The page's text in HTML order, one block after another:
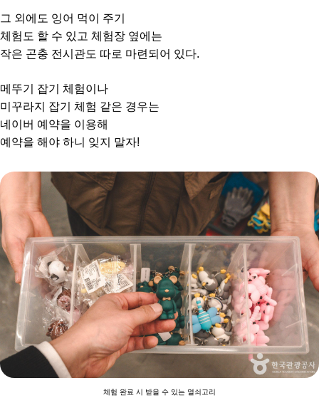
그 외에도 잉어 먹이 주기
체험도 할 수 있고 체험장 옆에는
작은 곤충 전시관도 따로 마련되어 있다.
메뚜기 잡기 체험이나
미꾸라지 잡기 체험 같은 경우는
네이버 예약을 이용해
예약을 해야 하니 잊지 말자!
체험 완료 시 받을 수 있는 열쇠고리